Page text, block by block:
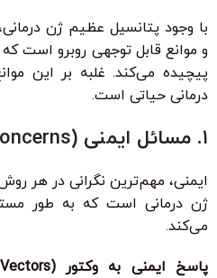
با وجود پتانسیل عظیم ژن
و موانع قابل توجهی روبرو است
پیچیده می‌کند. غلبه بر این
درمانی حیاتی است.
۱. مسائل ایمنی (Safety Concerns)
ایمنی، مهم‌ترین نگرانی در هر
ژن درمانی است که به طور
می‌کند.
پاسخ ایمنی به وکتور (Immunogenicity of Vectors):